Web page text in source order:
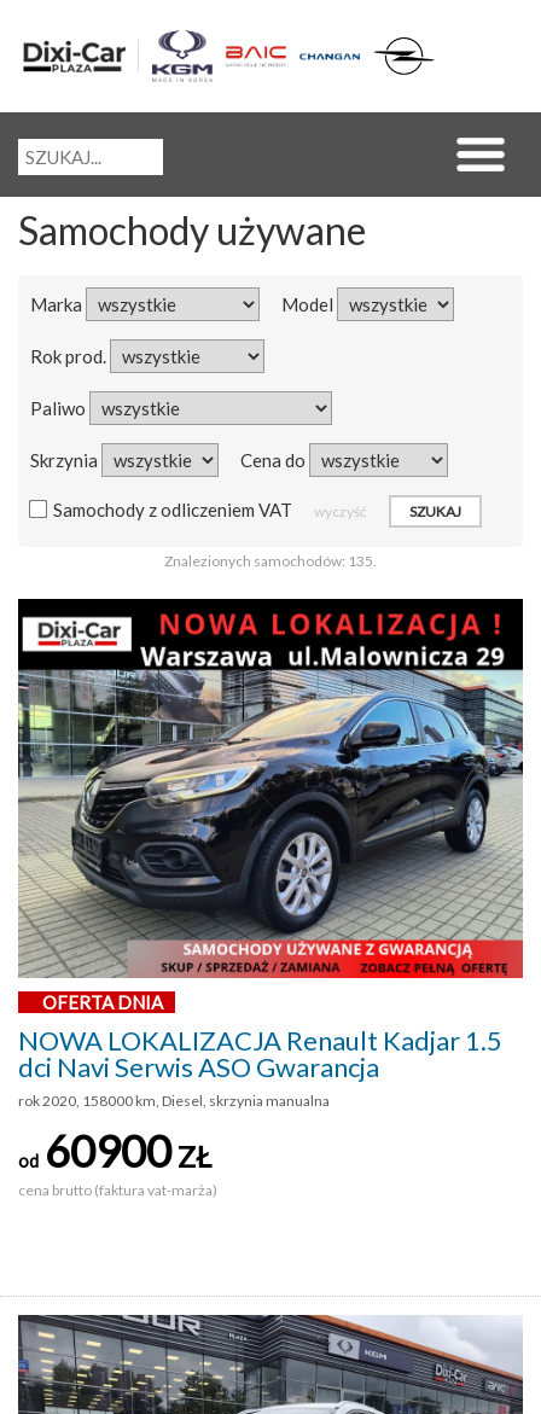
Samochody używane
Marka Model
Rok prod.
Paliwo
Skrzynia Cena do
Samochody z odliczeniem VAT wyczyść
Znalezionych samochodów: 135.
OFERTA DNIA
NOWA LOKALIZACJA Renault Kadjar 1.5
dci Navi Serwis ASO Gwarancja
rok 2020, 158000 km, Diesel, skrzynia manualna
od 60900ZŁ
cena brutto (faktura vat-marża)